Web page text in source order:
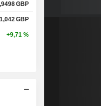
GBP
1,042GBP
+9,71 %